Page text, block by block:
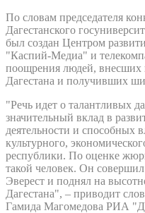
По словам председателя
Дагестанского
был создан Центром
"Каспий-Медиа" и
поощрения людей, внесших
Дагестана и получивших
"Речь идет о талантливых
значительный вклад в
деятельности и способных
культурного,
республики. По оценке
такой человек. Он
Эверест и поднял на
Дагестана", – приводит
Гамида Магомедова РИА